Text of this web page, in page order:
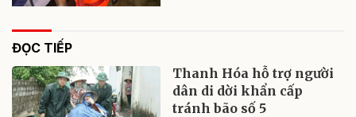
ĐỌC TIẾP
Thanh Hóa hỗ trợ người
dân di dời khẩn cấp
tránh bão số 5